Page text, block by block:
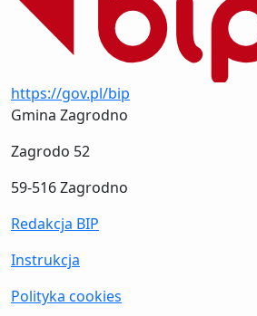
https://gov.pl/bip
Gmina Zagrodno
Zagrodo 52
59-516 Zagrodno
Redakcja BIP
Instrukcja
Polityka cookies